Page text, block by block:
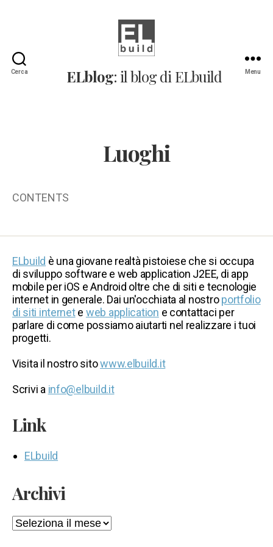
Cerca
Il
blog
ELblog: il blog di ELbuild Menu
Luoghi
CONTENTS
ELbuild è una giovane realtà pistoiese che si occupa
di sviluppo software e web application J2EE, di app
mobile per iOS e Android oltre che di siti e tecnologie
internet in generale. Dai un'occhiata al nostroportfolio
di siti internete web application e contattaci per
parlare di come possiamo aiutarti nel realizzare i tuoi
progetti.
Visita il nostro sitowww.elbuild.it
Scrivi a info@elbuild.it
Link
ELbuild
Archivi
Archivi